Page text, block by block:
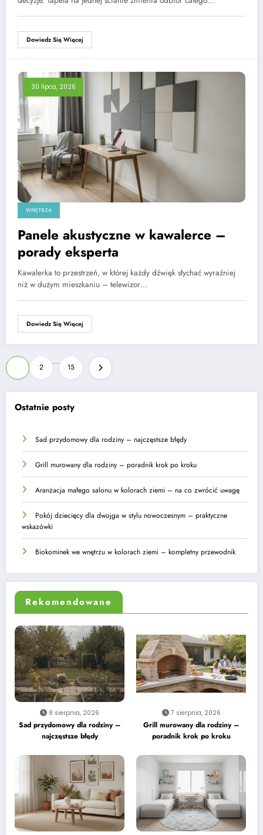
Ostatnie posty
Sad przydomowy dla rodziny – najczęstsze błędy
Grill murowany dla rodziny – poradnik krok po kroku
Aranżacja małego salonu w kolorach ziemi – na co zwrócić uwagę
Pokój dziecięcy dla dwojga w stylu nowoczesnym – praktyczne
wskazówki
Biokominek we wnętrzu w kolorach ziemi – kompletny przewodnik
Rekomendowane
8 sierpnia, 2026
Sad przydomowy dla rodziny –
najczęstsze błędy
7 sierpnia, 2026
Grill murowany dla rodziny –
poradnik krok po kroku
Dowiedz Się Więcej
30 lipca, 2026
WNĘTRZA
Panele akustyczne w kawalerce –
porady eksperta
Kawalerka to przestrzeń, w której każdy dźwięk słychać wyraźniej
niż w dużym mieszkaniu – telewizor…
Dowiedz Się Więcej
Stronicowanie
wpisów
2
…
15